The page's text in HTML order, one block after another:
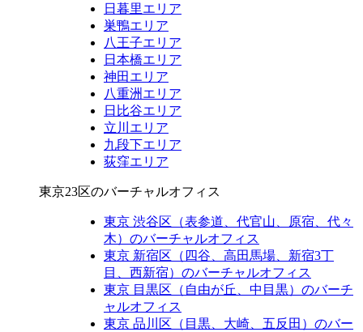
日暮里エリア
巣鴨エリア
八王子エリア
日本橋エリア​​
神田エリア​​​​
八重洲エリア
日比谷エリア
立川エリア
九段下エリア
荻窪エリア
東京23区のバーチャルオフィス
東京 渋谷区（表参道、代官山、原宿、代々
木）のバーチャルオフィス
東京 新宿区（四谷、高田馬場、新宿3丁
目、西新宿）のバーチャルオフィス
東京 目黒区（自由が丘、中目黒）のバーチ
ャルオフィス
東京 品川区（目黒、大崎、五反田）のバー